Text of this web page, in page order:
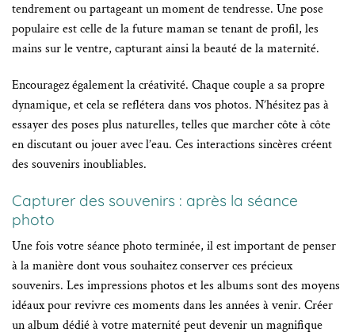
tendrement ou partageant un moment de tendresse. Une pose
populaire est celle de la future maman se tenant de profil, les
mains sur le ventre, capturant ainsi la beauté de la maternité.
Encouragez également la créativité. Chaque couple a sa propre
dynamique, et cela se reflétera dans vos photos. N’hésitez pas à
essayer des poses plus naturelles, telles que marcher côte à côte
en discutant ou jouer avec l’eau. Ces interactions sincères créent
des souvenirs inoubliables.
Capturer des souvenirs : après la séance
photo
Une fois votre séance photo terminée, il est important de penser
à la manière dont vous souhaitez conserver ces précieux
souvenirs. Les impressions photos et les albums sont des moyens
idéaux pour revivre ces moments dans les années à venir. Créer
un album dédié à votre maternité peut devenir un magnifique